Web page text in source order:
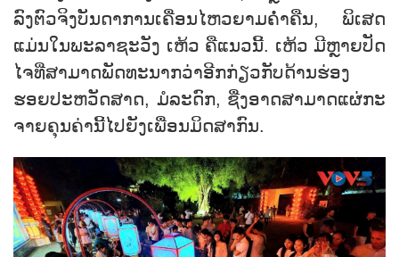
ລົງ​ຕົວ​ຈິງ​ບັນ​ດາ​ການ​ເຄື່ອນ​ໄຫວ​ຍາມ​ຄ່ຳ​ຄືນ, ພິ​ເສດ​
ແມ່ນ​ໃນ​ພະ​ລາ​ຊະ​ວັງ ເຫ້ວ ຄື​ແນວນີ້. ເຫ້ວ ມີຫຼາຍ​ປັດ​
ໄຈ​ທີ່​ສາ​ມາດ​ພັດ​ທະ​ນາ​ກວ່າອີກ​ກ່ຽວ​ກັບ​ດ້ານ​ຮ່ອງ​
ຮອຍ​ປະ​ຫວັດ​ສາດ, ມໍ​ລະ​ດົກ, ຊື່ງ​ອາດສາ​ມາດແຜ່​ກະ​
ຈາຍ​ຄຸນ​ຄ່ານີ້​ໄປ​ຍັງ​ເພື່ອ​ນມິດ​ສາ​ກົນ.